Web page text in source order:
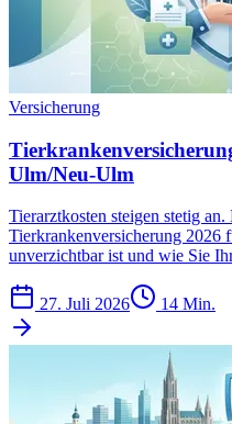
Versicherung
Ulm/Neu-Ulm
Tierarztkosten steigen stetig
Tierkrankenversicherung
unverzichtbar ist und wie Sie
27. Juli 2026 14 Min.